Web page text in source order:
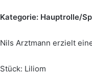
Kategorie: Hauptrolle/
Nils Arztmann erzielt
Stück: Liliom